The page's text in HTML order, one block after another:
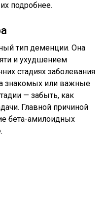
подробнее.
тип деменции. Она
и ухудшением
стадиях заболевания
знакомых или важные
— забыть, как
Главной причиной
бета-амилоидных